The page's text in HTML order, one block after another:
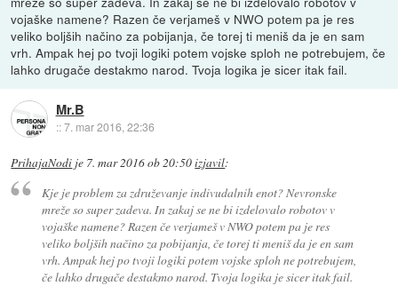
vojaške namene? Razen če verjameš v NWO potem pa je res
veliko boljših načino za pobijanja, če torej ti meniš da je en sam
vrh. Ampak hej po tvoji logiki potem vojske sploh ne potrebujem, če
lahko drugače destakmo narod. Tvoja logika je sicer itak fail.
Mr.B
::7. mar 2016, 22:36
PrihajaNodi je 7. mar 2016 ob 20:50izjavil:
Kje je problem za združevanje indivudalnih enot? Nevronske
mreže so super zadeva. In zakaj se ne bi izdelovalo robotov v
vojaške namene? Razen če verjameš v NWO potem pa je res
veliko boljših načino za pobijanja, če torej ti meniš da je en sam
vrh. Ampak hej po tvoji logiki potem vojske sploh ne potrebujem,
če lahko drugače destakmo narod. Tvoja logika je sicer itak fail.